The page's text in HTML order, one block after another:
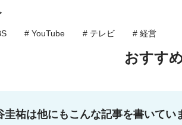
# YouTube # テレビ # 経営
おすす
圭祐は他にもこんな記事を書いてい